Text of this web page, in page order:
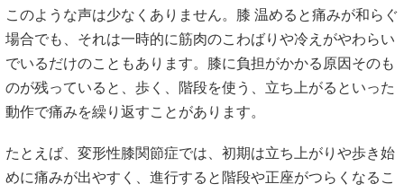
このような声は少なくありません。膝 温めると痛みが和らぐ
場合でも、それは一時的に筋肉のこわばりや冷えがやわらい
でいるだけのこともあります。膝に負担がかかる原因そのも
のが残っていると、歩く、階段を使う、立ち上がるといった
動作で痛みを繰り返すことがあります。
たとえば、変形性膝関節症では、初期は立ち上がりや歩き始
めに痛みが出やすく、進行すると階段や正座がつらくなるこ